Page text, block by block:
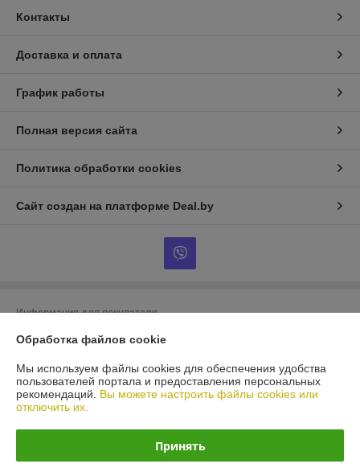
Контакты
Доставка и оплата
График работы
Полная версия сайта
Политика обработки cookies
Сайт создан на платформе Deal.by
Информация для покупателя
Юридическое лицо:ООО «БигВал»
Регистрационный номер ЕГР: 193084737
УНП: 193084737
Регистрационный орган: Минский горисполком
Дата регистрации компании: 28.05.2018
Обработка файлов cookie
Мы используем файлы cookies для обеспечения удобства
пользователей портала и предоставления персональных
рекомендаций. Вы можете настроить файлы cookies или
отключить их.
Принять